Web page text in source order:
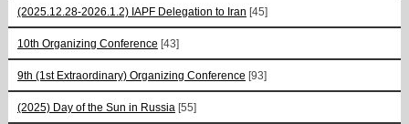
(2025.12.28-2026.1.2) IAPF Delegation to Iran [45]
10th Organizing Conference [43]
9th (1st Extraordinary) Organizing Conference [93]
(2025) Day of the Sun in Russia [55]